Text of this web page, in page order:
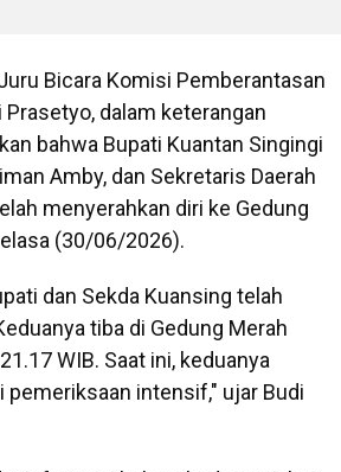
Bicara Komisi Pemberantasan
Prasetyo, dalam keterangan
bahwa Bupati Kuantan Singingi
Amby, dan Sekretaris Daerah
menyerahkan diri ke Gedung
(30/06/2026).
dan Sekda Kuansing telah
tiba di Gedung Merah
WIB. Saat ini, keduanya
pemeriksaan intensif," ujar Budi